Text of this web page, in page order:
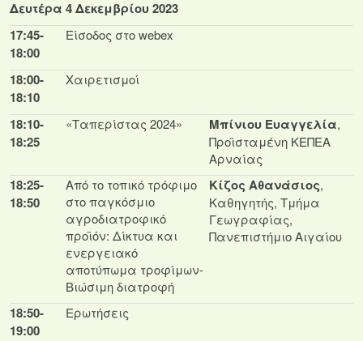
Δευτέρα 4 Δεκεμβρίου 2023
17:45-
18:00
Είσοδος στο webex
18:00-
18:10
Χαιρετισμοί
18:10-
18:25
«Ταπερίστας 2024» Μπίνιου Ευαγγελία,
Προϊσταμένη ΚΕΠΕΑ
Αρναίας
18:25-
18:50
Από το τοπικό τρόφιμο
στο παγκόσμιο
αγροδιατροφικό
προϊόν: Δίκτυα και
ενεργειακό
αποτύπωμα τροφίμων-
Βιώσιμη διατροφή
Κίζος Αθανάσιος,
Καθηγητής, Τμήμα
Γεωγραφίας,
Πανεπιστήμιο Αιγαίου
18:50-
19:00
Ερωτήσεις